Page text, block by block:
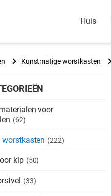
Huis
Kunstmatige worstkasten
voor
(62)
worstkasten (222)
kip (50)
(33)